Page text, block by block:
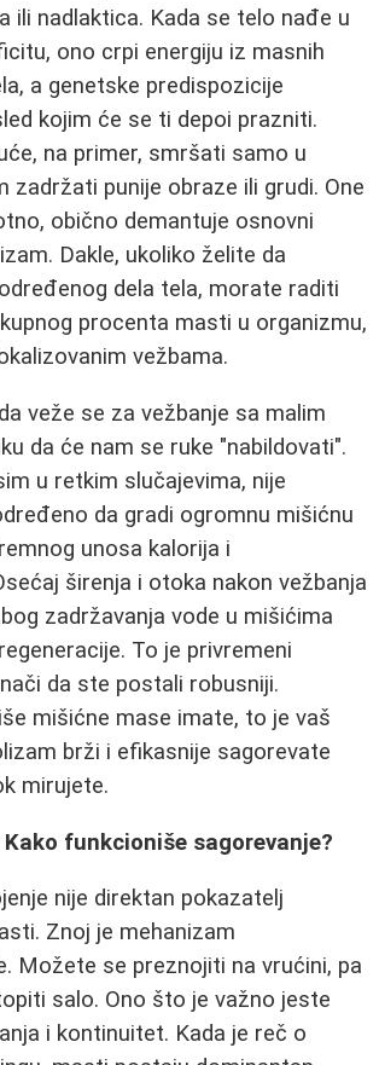
ili nadlaktica. Kada se telo nađe u
ono crpi energiju iz masnih
a genetske predispozicije
kojim će se ti depoi prazniti.
na primer, smršati samo u
zadržati punije obraze ili grudi. One
obično demantuje osnovni
Dakle, ukoliko želite da
dela tela, morate raditi
procenta masti u organizmu,
vežbama.
veže se za vežbanje sa malim
da će nam se ruke "nabildovati".
u retkim slučajevima, nije
da gradi ogromnu mišićnu
unosa kalorija i
širenja i otoka nakon vežbanja
zadržavanja vode u mišićima
To je privremeni
da ste postali robusniji.
mišićne mase imate, to je vaš
brži i efikasnije sagorevate
mirujete.
funkcioniše sagorevanje?
nije direktan pokazatelj
Znoj je mehanizam
Možete se preznojiti na vrućini, pa
salo. Ono što je važno jeste
i kontinuitet. Kada je reč o